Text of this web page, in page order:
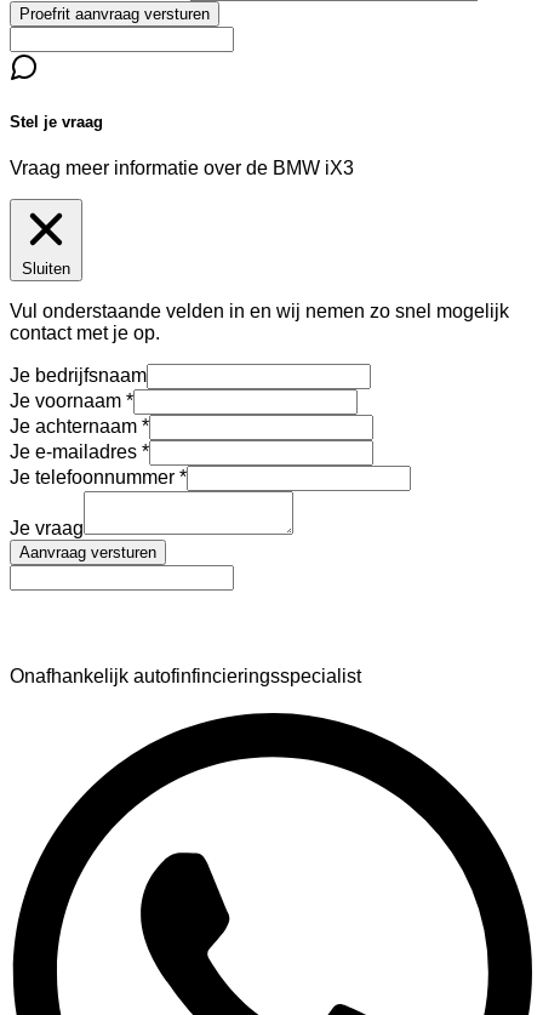
Proefrit aanvraag versturen
Stel je vraag
Vraag meer informatie over de BMW iX3
Sluiten
Vul onderstaande velden in en wij nemen zo snel mogelijk
contact met je op.
Je bedrijfsnaam
Je voornaam
Je achternaam
Je e-mailadres
Je telefoonnummer
Je vraag
Aanvraag versturen
Onafhankelijk autofinfincieringsspecialist